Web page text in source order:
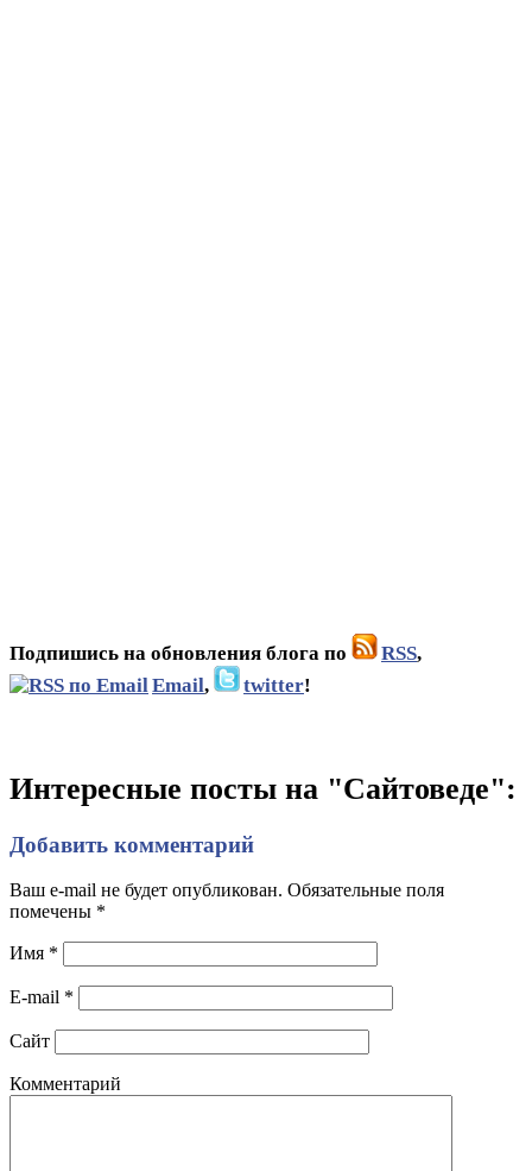
Подпишись на обновления блога по RSS,
Email, twitter!
Интересные посты на "Сайтоведе":
Добавить комментарий
Ваш e-mail не будет опубликован. Обязательные поля
помечены *
Имя *
E-mail *
Сайт
Комментарий